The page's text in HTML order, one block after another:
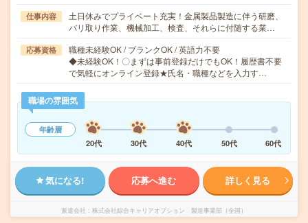
仕事内容
土日休みでプライベート充実！金属製品製造に伴う研磨、
バリ取り作業、機械加工、検査、それらに付随する業…
応募資格
職種未経験OK / ブランクOK / 英語力不要
◆未経験OK！〇まずは事前登録だけでもOK！履歴書不要
で気軽にオンライン登録★氏名・職種などを入力す…
職場の雰囲気
年齢層
20代
30代 40代 50代 60代
気になる! 応募へ進む 詳しく見る
派遣会社 株式会社綜合キャリアオプション 製造事業部（全国）